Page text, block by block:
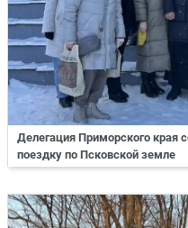
Делегация Приморского края
поездку по Псковской земле